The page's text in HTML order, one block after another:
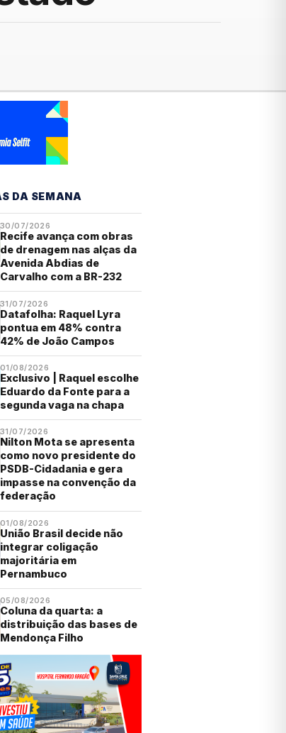
DA SEMANA
30/07/2026
Recife avança com obras
de drenagem nas alças da
Avenida Abdias de
Carvalho com a BR-232
31/07/2026
Datafolha: Raquel Lyra
pontua em 48% contra
42% de João Campos
01/08/2026
Exclusivo | Raquel escolhe
Eduardo da Fonte para a
segunda vaga na chapa
31/07/2026
Nilton Mota se apresenta
como novo presidente do
PSDB-Cidadania e gera
impasse na convenção da
federação
01/08/2026
União Brasil decide não
integrar coligação
majoritária em
Pernambuco
05/08/2026
Coluna da quarta: a
distribuição das bases de
Mendonça Filho